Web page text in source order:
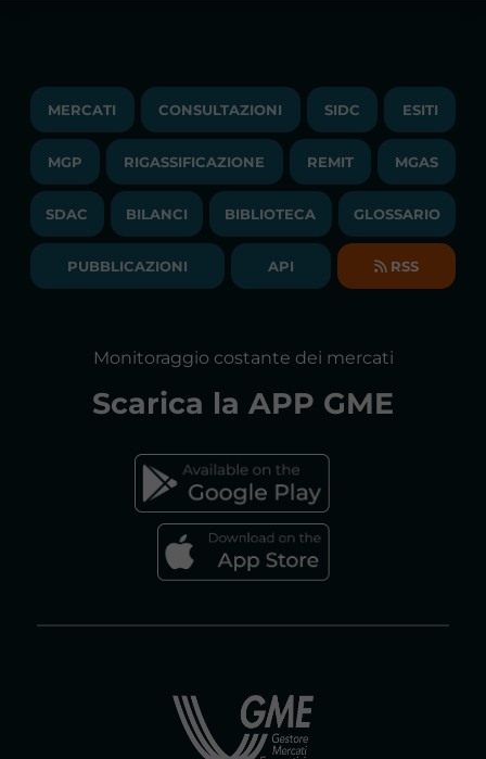
PUBBLICAZIONI
COMUNICATI/NEWS
NEWSLETTER
BILANCI DI ESERCIZIO
LAVORA CON NOI
BANDI DI GARA E CONTRATTI
SOCIETA' TRASPARENTE
TRAYPORT M. ELETTRICO
LIQUIDITY PROVIDERS
BIBLIOTECA
GLOSSARIO
DICHIARAZIONE DI ACCESSIBILITÀ
FAQs MERCATO ELETTRICO
MERCATI CONSULTAZIONI SIDC ESITI
MGP RIGASSIFICAZIONE REMIT MGAS
SDAC BILANCI BIBLIOTECA GLOSSARIO
PUBBLICAZIONI API RSS
Monitoraggio costante dei mercati
Scarica la APP GME